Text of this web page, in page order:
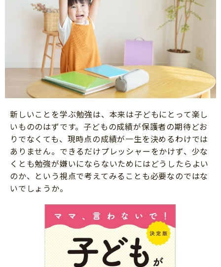
新しいことを学ぶ勉強は、本来は子どもにとって楽し
いもののはずです。子どもの成績が保護者の期待どお
りでなくても、現時点の成績が一生を決めるわけでは
ありません。できるだけプレッシャーをかけず、少な
くとも勉強が嫌いにならないためにはどうしたらよい
のか、という視点で考えてみることも必要なのではな
いでしょうか。